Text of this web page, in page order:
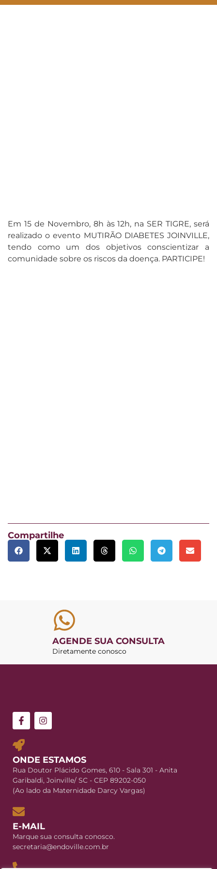
Em 15 de Novembro, 8h às 12h, na SER TIGRE, será
realizado o evento MUTIRÃO DIABETES JOINVILLE,
tendo como um dos objetivos conscientizar a
comunidade sobre os riscos da doença. PARTICIPE!
Compartilhe
AGENDE SUA CONSULTA
Diretamente conosco
ONDE ESTAMOS
Rua Doutor Plácido Gomes, 610 - Sala 301 - Anita
Garibaldi, Joinville/ SC - CEP 89202-050
(Ao lado da Maternidade Darcy Vargas)
E-MAIL
Marque sua consulta conosco.
secretaria@endoville.com.br